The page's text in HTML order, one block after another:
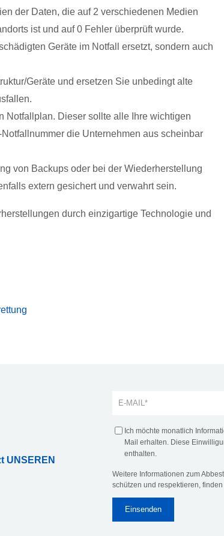
der Daten, die auf 2 verschiedenen Medien
ist und auf 0 Fehler überprüft wurde.
Geräte im Notfall ersetzt, sondern auch
Geräte und ersetzen Sie unbedingt alte
Notfallplan. Dieser sollte alle Ihre wichtigen
die Unternehmen aus scheinbar
von Backups oder bei der Wiederherstellung
extern gesichert und verwahrt sein.
durch einzigartige Technologie und
UNSEREN
Ich möchte monatlich
Mail erhalten. Diese
enthalten.
Weitere Informationen zum
schützen und respektieren,